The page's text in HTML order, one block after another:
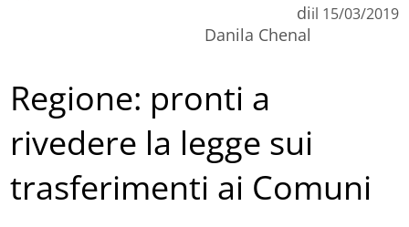
di
Danila Chenal
il 15/03/2019
Regione: pronti a
rivedere la legge sui
trasferimenti ai Comuni